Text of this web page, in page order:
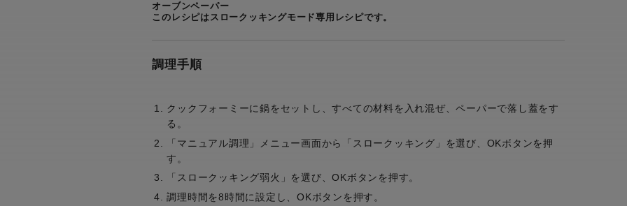
オーブンペーパー
このレシピはスロークッキングモード専用レシピです。
調理手順
クックフォーミーに鍋をセットし、すべての材料を入れ混ぜ、ペーパーで落し蓋をす
る。
「マニュアル調理」メニュー画面から「スロークッキング」を選び、OKボタンを押
す。
「スロークッキング弱火」を選び、OKボタンを押す。
調理時間を8時間に設定し、OKボタンを押す。